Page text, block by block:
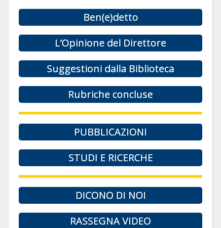
Ben(e)detto
L’Opinione del Direttore
Suggestioni dalla Biblioteca
Rubriche concluse
PUBBLICAZIONI
STUDI E RICERCHE
DICONO DI NOI
RASSEGNA VIDEO